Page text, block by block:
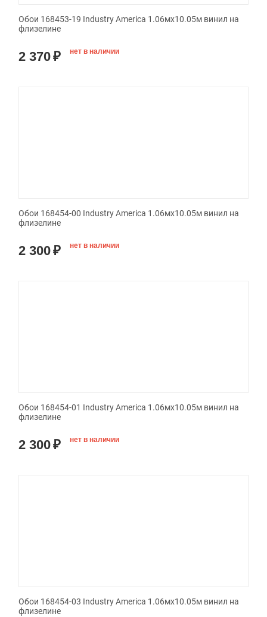
Обои 168453-19 Industry America 1.06мx10.05м винил на
флизелине
2 370₽ нет в наличии
Обои 168454-00 Industry America 1.06мx10.05м винил на
флизелине
2 300₽ нет в наличии
Обои 168454-01 Industry America 1.06мx10.05м винил на
флизелине
2 300₽ нет в наличии
Обои 168454-03 Industry America 1.06мx10.05м винил на
флизелине